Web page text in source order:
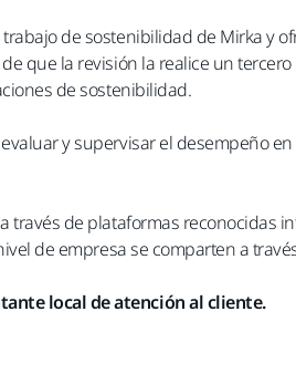
de sostenibilidad de Mirka y
que la revisión la realice un
de sostenibilidad.
y supervisar el desempeño
de plataformas reconocidas
de empresa se comparten a
local de atención al cliente.